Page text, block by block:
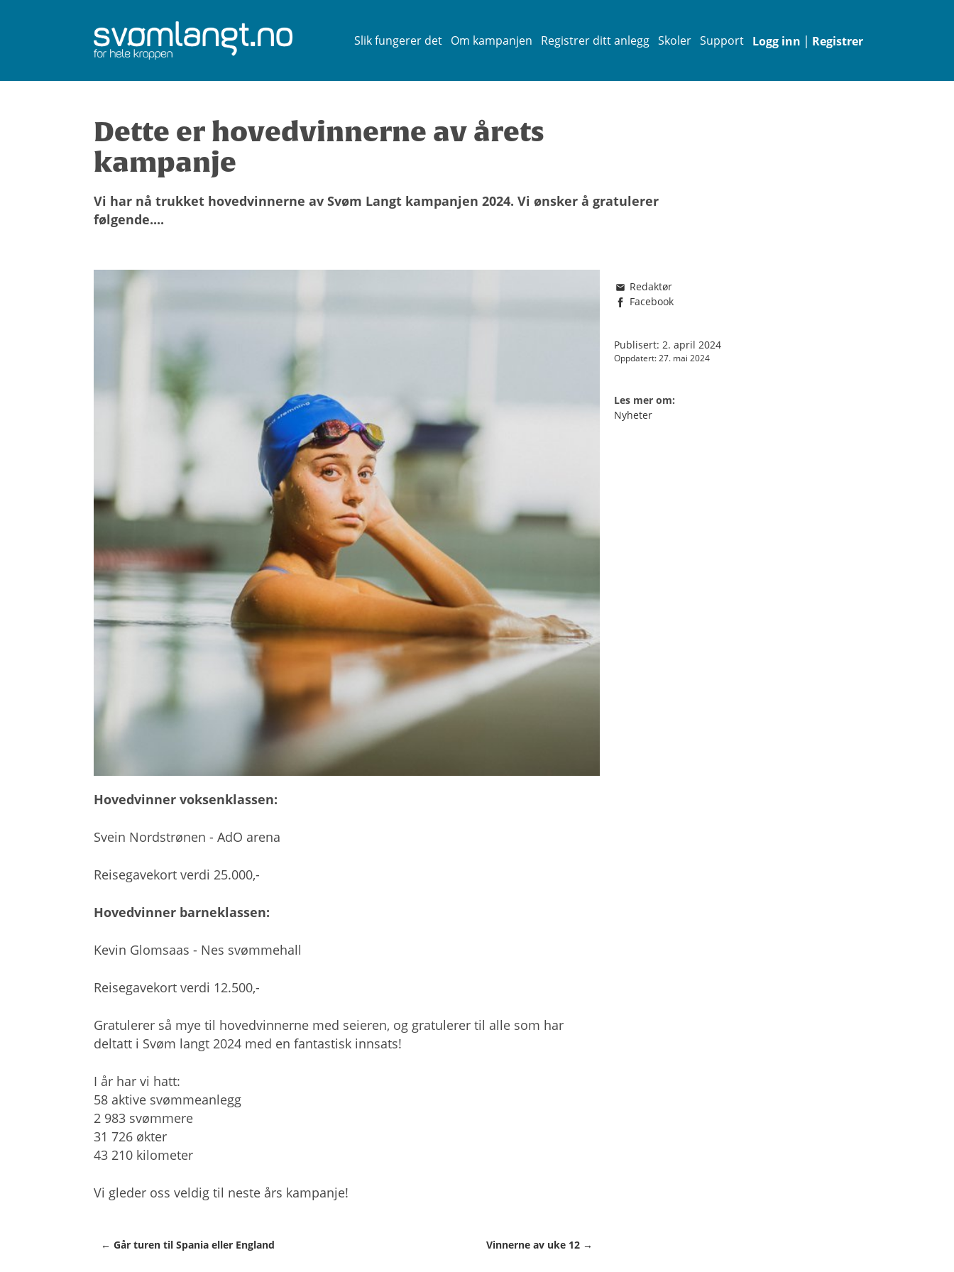
Slik fungerer det Om kampanjen Registrer ditt anlegg Skoler Support Logg inn | Registrer
Dette er hovedvinnerne av årets
kampanje
Vi har nå trukket hovedvinnerne av Svøm Langt kampanjen 2024. Vi ønsker å gratulerer
følgende....
Hovedvinner voksenklassen:
Svein Nordstrønen - AdO arena
Reisegavekort verdi 25.000,-
Hovedvinner barneklassen:
Kevin Glomsaas - Nes svømmehall
Reisegavekort verdi 12.500,-
Gratulerer så mye til hovedvinnerne med seieren, og gratulerer til alle som har
deltatt i Svøm langt 2024 med en fantastisk innsats!
I år har vi hatt:
58 aktive svømmeanlegg
2 983 svømmere
31 726 økter
43 210 kilometer
Vi gleder oss veldig til neste års kampanje!
← Går turen til Spania eller England Vinnerne av uke 12 →
Redaktør
Facebook
Publisert: 2. april 2024
Oppdatert: 27. mai 2024
Les mer om:
Nyheter